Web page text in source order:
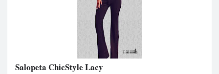
Salopeta ChicStyle Lacy